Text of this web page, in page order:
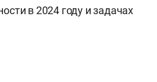
в 2024 году и задачах